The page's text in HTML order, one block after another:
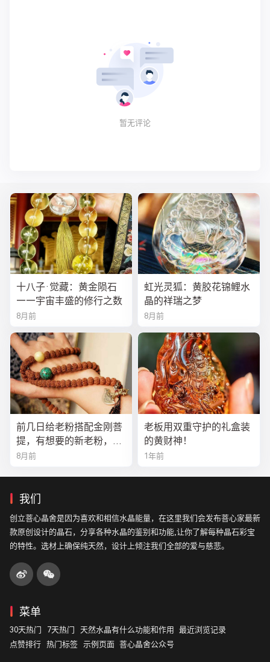
暂无评论
十八子·觉藏：黄金陨石
——宇宙丰盛的修行之数
8月前
虹光灵狐：黄胶花锦鲤水
晶的祥瑞之梦
8月前
前几日给老粉搭配金刚菩
提，有想要的新老粉，都
可以来排队
8月前
老板用双重守护的礼盒装
的黄财神！
1年前
我们
创立菩心晶舍是因为喜欢和相信水晶能量，在这里我们会发布菩心家最新
款原创设计的晶石，分享各种水晶的鉴别和功能,让你了解每种晶石彩宝
的特性。选材上确保纯天然，设计上倾注我们全部的爱与慈悲。
菜单
30天热门 7天热门 天然水晶有什么功能和作用
最近浏览记录
点赞排行 热门标签 示例页面 菩心晶舍公众号